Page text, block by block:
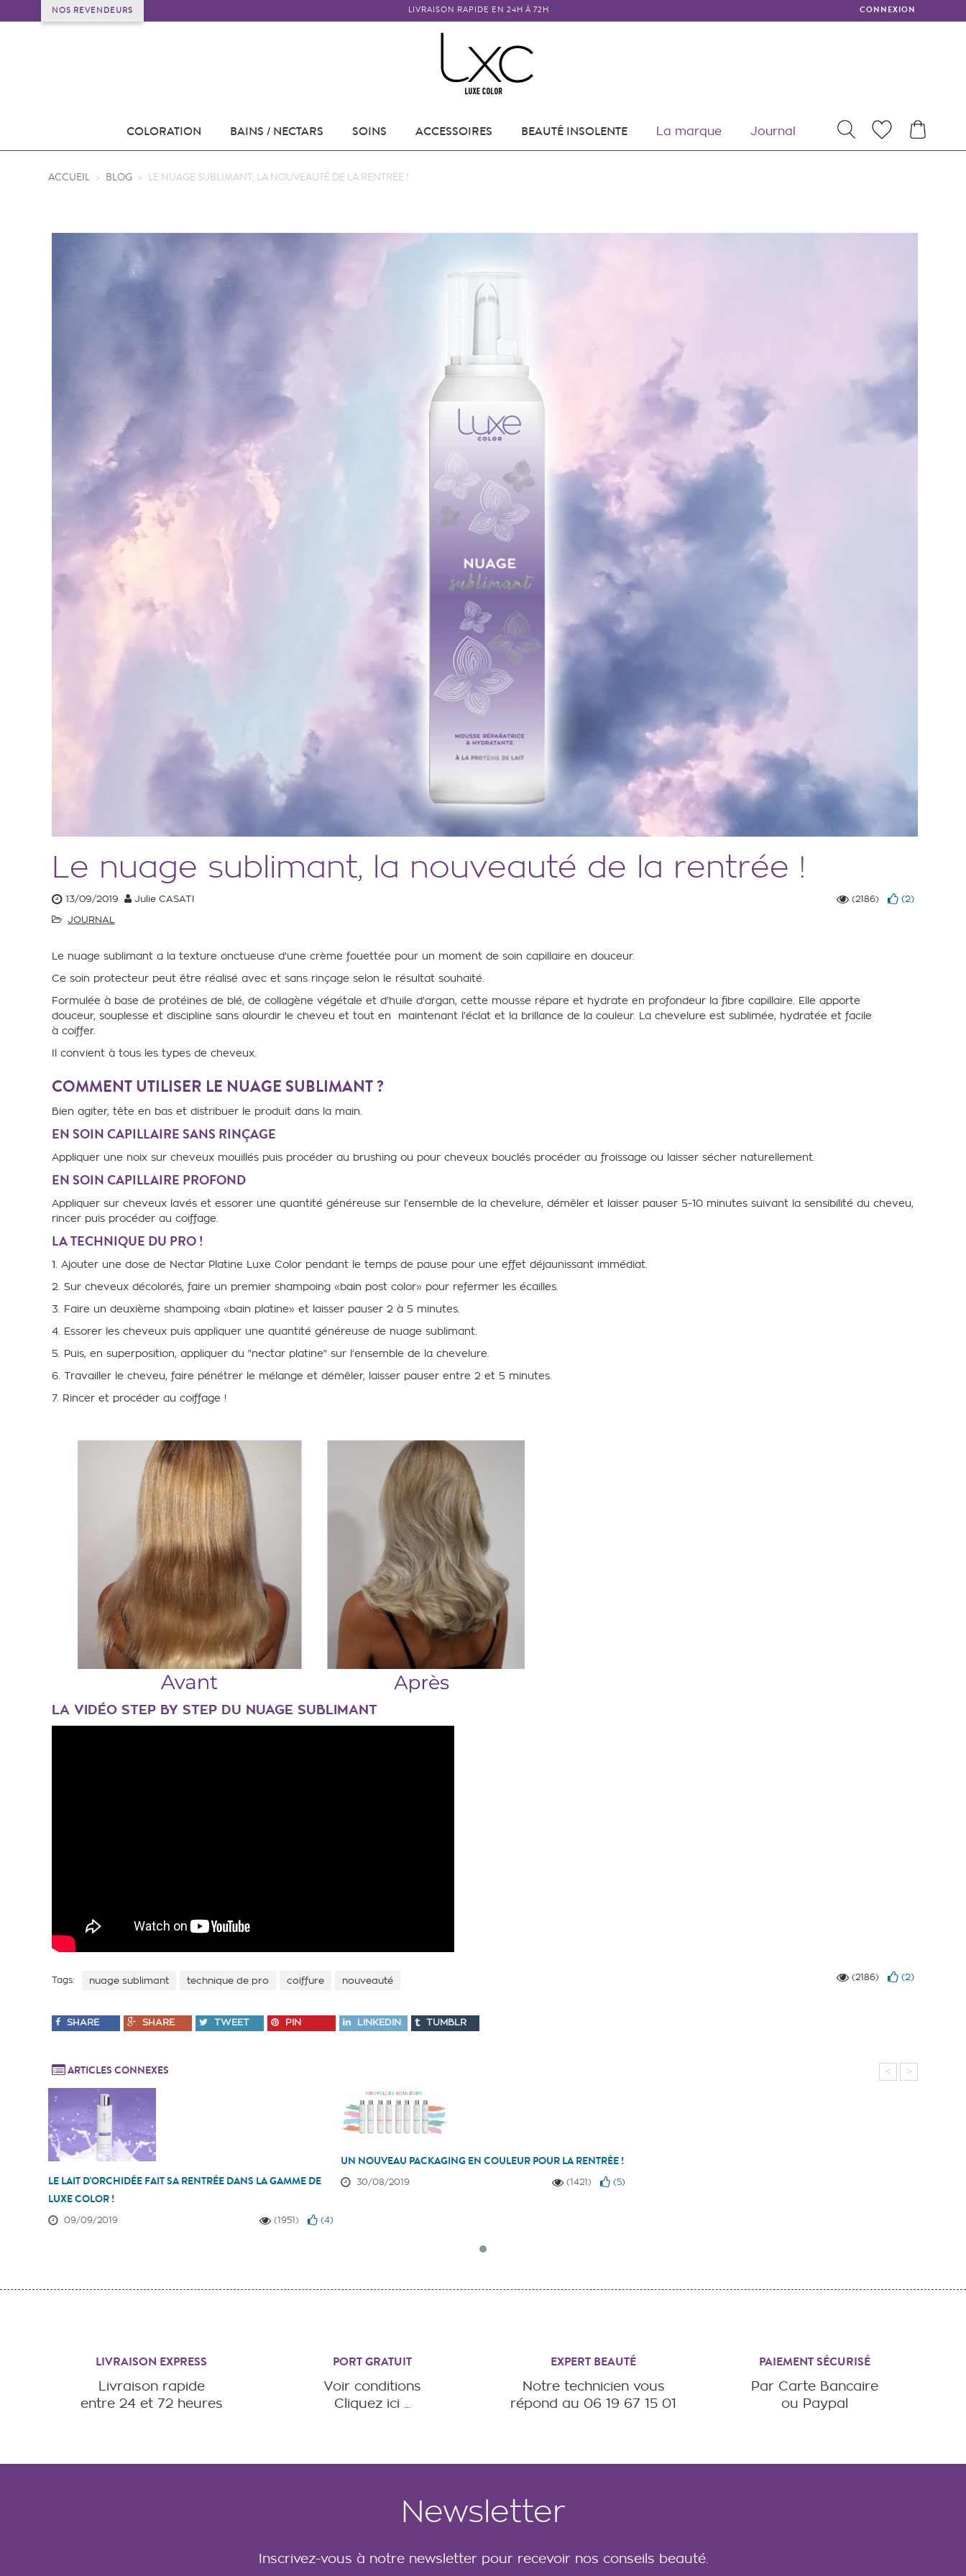
NOS REVENDEURS LIVRAISON RAPIDE EN 24H À 72H CONNEXION
MY
WISHLISTS
RECHERCHER
COLORATION BAINS / NECTARS SOINS ACCESSOIRES BEAUTÉ INSOLENTE La marque Journal
ACCUEIL > BLOG > LE NUAGE SUBLIMANT, LA NOUVEAUTÉ DE LA RENTRÉE !
Le nuage sublimant, la nouveauté de la rentrée !
13/09/2019 Julie CASATI (2186) (2)
JOURNAL
Le nuage sublimant a la texture onctueuse d'une crème fouettée pour un moment de soin capillaire en douceur.
Ce soin protecteur peut être réalisé avec et sans rinçage selon le résultat souhaité.
Formulée à base de protéines de blé, de collagène végétale et d'huile d'argan, cette mousse répare et hydrate en profondeur la fibre capillaire. Elle apporte
douceur, souplesse et discipline sans alourdir le cheveu et tout en maintenant l'éclat et la brillance de la couleur. La chevelure est sublimée, hydratée et facile
à coiffer.
Il convient à tous les types de cheveux.
COMMENT UTILISER LE NUAGE SUBLIMANT ?
Bien agiter, tête en bas et distribuer le produit dans la main.
EN SOIN CAPILLAIRE SANS RINÇAGE
Appliquer une noix sur cheveux mouillés puis procéder au brushing ou pour cheveux bouclés procéder au froissage ou laisser sécher naturellement.
EN SOIN CAPILLAIRE PROFOND
Appliquer sur cheveux lavés et essorer une quantité généreuse sur l’ensemble de la chevelure, démêler et laisser pauser 5-10 minutes suivant la sensibilité du cheveu,
rincer puis procéder au coiffage.
LA TECHNIQUE DU PRO !
1. Ajouter une dose de Nectar Platine Luxe Color pendant le temps de pause pour une effet déjaunissant immédiat.
2. Sur cheveux décolorés, faire un premier shampoing «bain post color» pour refermer les écailles.
3. Faire un deuxième shampoing «bain platine» et laisser pauser 2 à 5 minutes.
4. Essorer les cheveux puis appliquer une quantité généreuse de nuage sublimant.
5. Puis, en superposition, appliquer du "nectar platine" sur l’ensemble de la chevelure.
6. Travailler le cheveu, faire pénétrer le mélange et démêler, laisser pauser entre 2 et 5 minutes.
7. Rincer et procéder au coiffage !
LA VIDÉO STEP BY STEP DU NUAGE SUBLIMANT
Tags: nuage sublimant technique de pro coiffure nouveauté (2186) (2)
SHARE SHARE TWEET PIN LINKEDIN TUMBLR
ARTICLES CONNEXES
LE LAIT D'ORCHIDÉE FAIT SA RENTRÉE DANS LA GAMME DE
LUXE COLOR !
09/09/2019 (1951) (4)
UN NOUVEAU PACKAGING EN COULEUR POUR LA RENTRÉE !
30/08/2019 (1421) (5)
< >
LIVRAISON EXPRESS
Livraison rapide
entre 24 et 72 heures
PORT GRATUIT
Voir conditions
Cliquez ici ...
EXPERT BEAUTÉ
Notre technicien vous
répond au 06 19 67 15 01
PAIEMENT SÉCURISÉ
Par Carte Bancaire
ou Paypal
Newsletter
Inscrivez-vous à notre newsletter pour recevoir nos conseils beauté.